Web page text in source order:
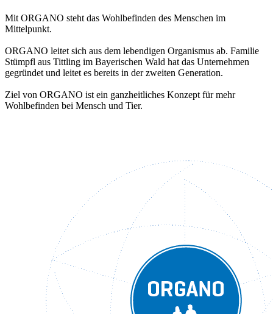
Mit ORGANO steht das Wohlbefinden des Menschen im
Mittelpunkt.
ORGANO leitet sich aus dem lebendigen Organismus ab. Familie
Stümpfl aus Tittling im Bayerischen Wald hat das Unternehmen
gegründet und leitet es bereits in der zweiten Generation.
Ziel von ORGANO ist ein ganzheitliches Konzept für mehr
Wohlbefinden bei Mensch und Tier.